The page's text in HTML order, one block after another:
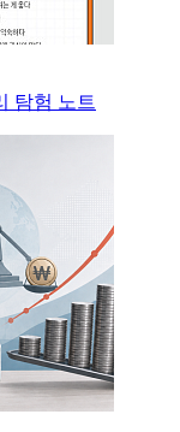
탐험 노트